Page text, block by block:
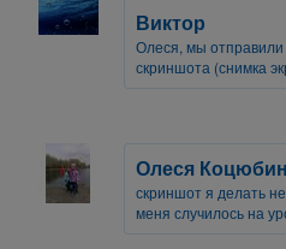
Виктор
Олеся, мы
скриншота (снимка
Олеся
скриншот я делать
меня случилось на